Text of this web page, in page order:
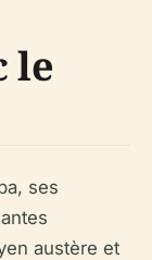
le
ses
austère et